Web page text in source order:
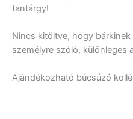
tantárgy!
Nincs kitöltve, hogy
személyre szóló, különleges
Ajándékozható búcsúzó